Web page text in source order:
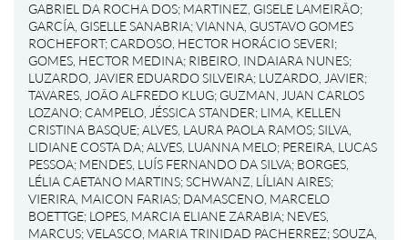
GABRIEL DA ROCHA DOS; MARTINEZ, GISELE LAMEIRÃO;
GARCÍA, GISELLE SANABRIA;VIANNA, GUSTAVO GOMES
ROCHEFORT; CARDOSO, HECTOR HORÁCIO SEVERI;
GOMES, HECTOR MEDINA; RIBEIRO, INDAIARA NUNES;
LUZARDO, JAVIER EDUARDO SILVEIRA; LUZARDO, JAVIER;
TAVARES, JOÃO ALFREDO KLUG; GUZMAN, JUAN CARLOS
LOZANO; CAMPELO, JÉSSICA STANDER; LIMA, KELLEN
CRISTINA BASQUE;ALVES, LAURA PAOLA RAMOS;SILVA,
LIDIANE COSTA DA;ALVES, LUANNA MELO; PEREIRA, LUCAS
PESSOA; MENDES, LUÍS FERNANDO DA SILVA; BORGES,
LÉLIA CAETANO MARTINS;SCHWANZ, LÍLIAN AIRES;
VIERIRA, MAICON FARIAS; DAMASCENO, MARCELO
BOETTGE; LOPES, MARCIA ELIANE ZARABIA; NEVES,
MARCUS;VELASCO, MARIA TRINIDAD PACHERREZ;SOUZA,